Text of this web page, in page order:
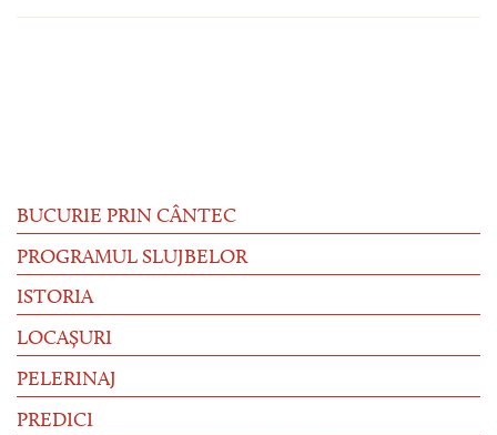
BUCURIE PRIN CÂNTEC
PROGRAMUL SLUJBELOR
ISTORIA
LOCAȘURI
PELERINAJ
PREDICI